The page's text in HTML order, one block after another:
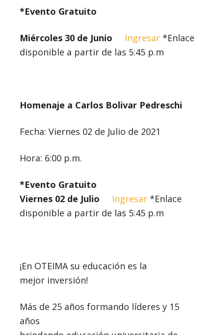
*Evento Gratuito
Miércoles 30 de Junio Ingresar *Enlace
disponible a partir de las 5:45 p.m
Homenaje a Carlos Bolivar Pedreschi
Fecha: Viernes 02 de Julio de 2021
Hora: 6:00 p.m.
*Evento Gratuito
Viernes 02 de Julio
Ingresar *Enlace
disponible a partir de las 5:45 p.m
¡En OTEIMA su educación es la
mejor inversión!
Más de 25 años formando líderes y 15
años